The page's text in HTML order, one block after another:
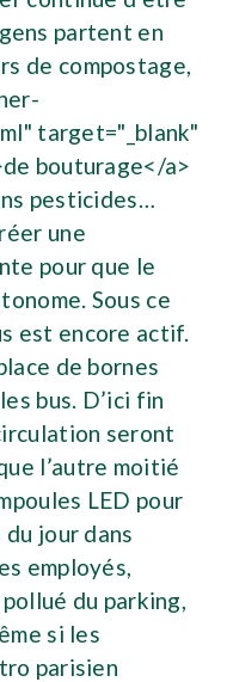
partent en
de compostage,
target="_blank"
bouturage</a>
pesticides…
une
pour que le
Sous ce
est encore actif.
de bornes
bus. D’ici fin
seront
l’autre moitié
LED pour
jour dans
employés,
du parking,
si les
parisien